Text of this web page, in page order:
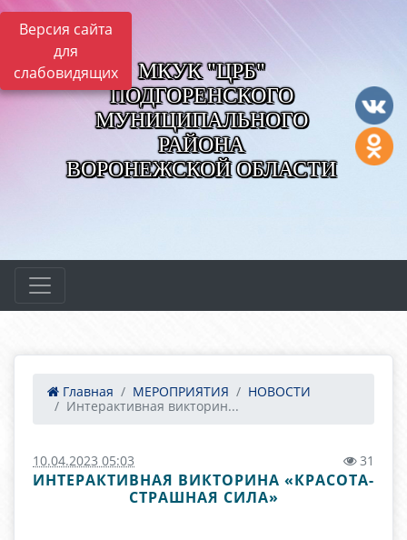
Версия сайта
для
слабовидящих
МКУК "ЦРБ"
ПОДГОРЕНСКОГО
МУНИЦИПАЛЬНОГО
РАЙОНА
ВОРОНЕЖСКОЙ ОБЛАСТИ
Главная МЕРОПРИЯТИЯ
НОВОСТИ
Интерактивная викторин...
10.04.2023 05:03 31
ИНТЕРАКТИВНАЯ ВИКТОРИНА «КРАСОТА-
СТРАШНАЯ СИЛА»